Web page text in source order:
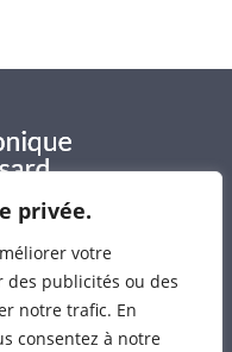
privée.
votre
des publicités ou des
notre trafic. En
consentez à notre
• Tous droits
à 1330 Rixensart
de Lumière, Emilie